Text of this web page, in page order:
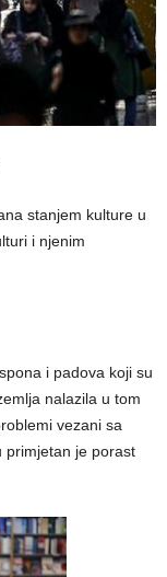
stanjem kulture u
i njenim
i padova koji su
nalazila u tom
vezani sa
primjetan je porast